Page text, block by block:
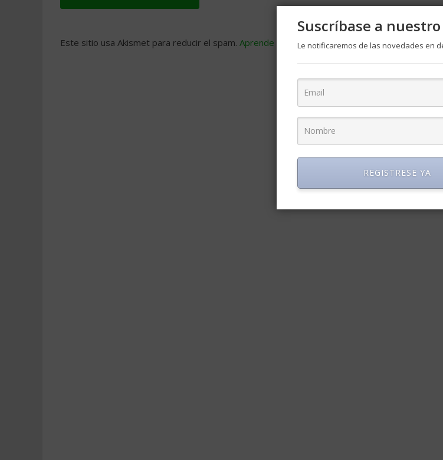
Este sitio usa Akismet para reducir el spam. Aprende cómo se procesan los datos de tus
Suscríbase a
Le notificaremos de las novedades en
REGISTRESE YA